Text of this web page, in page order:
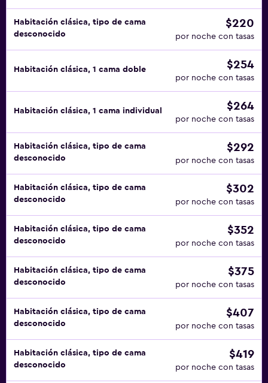
Habitación clásica, tipo de cama
desconocido
$220
por noche con tasas
Habitación clásica, 1 cama doble $254
por noche con tasas
Habitación clásica, 1 cama individual $264
por noche con tasas
Habitación clásica, tipo de cama
desconocido
$292
por noche con tasas
Habitación clásica, tipo de cama
desconocido
$302
por noche con tasas
Habitación clásica, tipo de cama
desconocido
$352
por noche con tasas
Habitación clásica, tipo de cama
desconocido
$375
por noche con tasas
Habitación clásica, tipo de cama
desconocido
$407
por noche con tasas
Habitación clásica, tipo de cama
desconocido
$419
por noche con tasas